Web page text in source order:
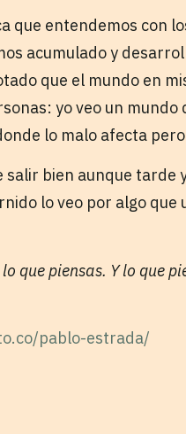
que entendemos con
acumulado y
que el mundo en
yo veo un mundo
lo malo afecta
bien aunque tarde
lo veo por algo que
que piensas. Y lo que
pablo-estrada/